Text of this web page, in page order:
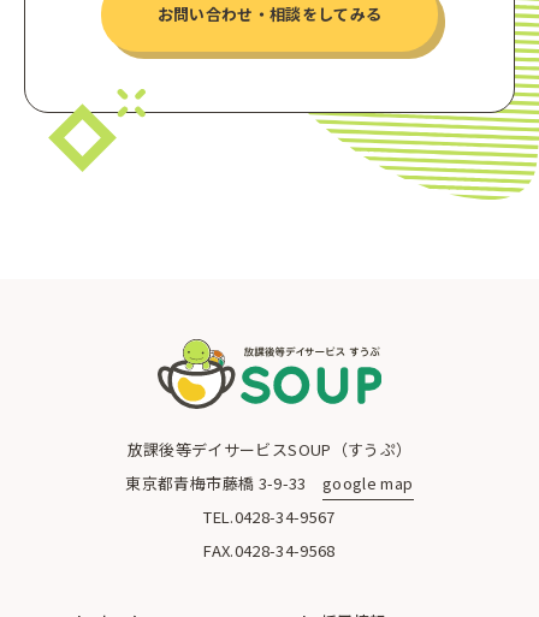
お問い合わせ・相談をしてみる
放課後等デイサービスSOUP（すうぷ）
東京都青梅市藤橋 3-9-33google map
TEL.0428-34-9567
FAX.0428-34-9568